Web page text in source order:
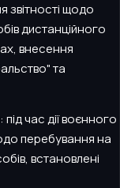
звітності щодо
дистанційного
внесення
та
час дії воєнного
перебування на
встановлені